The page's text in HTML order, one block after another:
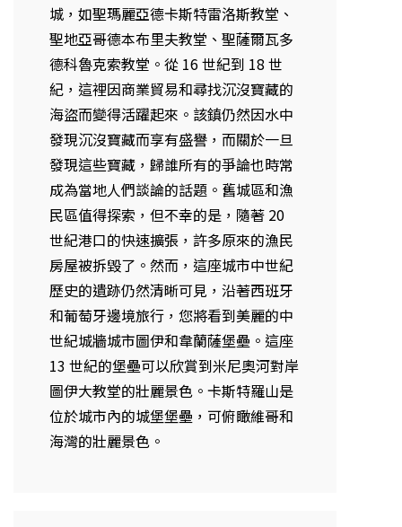
城，如聖瑪麗亞德卡斯特雷洛斯教堂、
聖地亞哥德本布里夫教堂、聖薩爾瓦多
德科魯克索教堂。從 16 世紀到 18 世
紀，這裡因商業貿易和尋找沉沒寶藏的
海盜而變得活躍起來。該鎮仍然因水中
發現沉沒寶藏而享有盛譽，而關於一旦
發現這些寶藏，歸誰所有的爭論也時常
成為當地人們談論的話題。舊城區和漁
民區值得探索，但不幸的是，隨著 20
世紀港口的快速擴張，許多原來的漁民
房屋被拆毀了。然而，這座城市中世紀
歷史的遺跡仍然清晰可見，沿著西班牙
和葡萄牙邊境旅行，您將看到美麗的中
世紀城牆城市圖伊和韋蘭薩堡壘。這座
13 世紀的堡壘可以欣賞到米尼奧河對岸
圖伊大教​​堂的壯麗景色。卡斯特羅山是
位於城市內的城堡堡壘，可俯瞰維哥和
海灣的壯麗景色。